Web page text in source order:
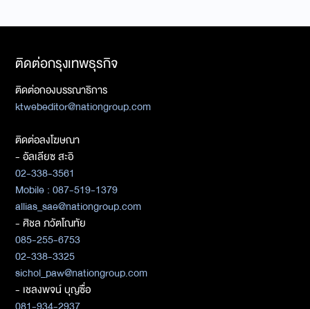
ติดต่อกรุงเทพธุรกิจ
ติดต่อกองบรรณาธิการ
ktwebeditor@nationgroup.com
ติดต่อลงโฆษณา
- อัลเลียซ สะอิ
02-338-3561
Mobile : 087-519-1379
allias_sae@nationgroup.com
- ศิชล ภวัตโณทัย
085-255-6753
02-338-3325
sichol_paw@nationgroup.com
- เชลงพจน์ บุญซื่อ